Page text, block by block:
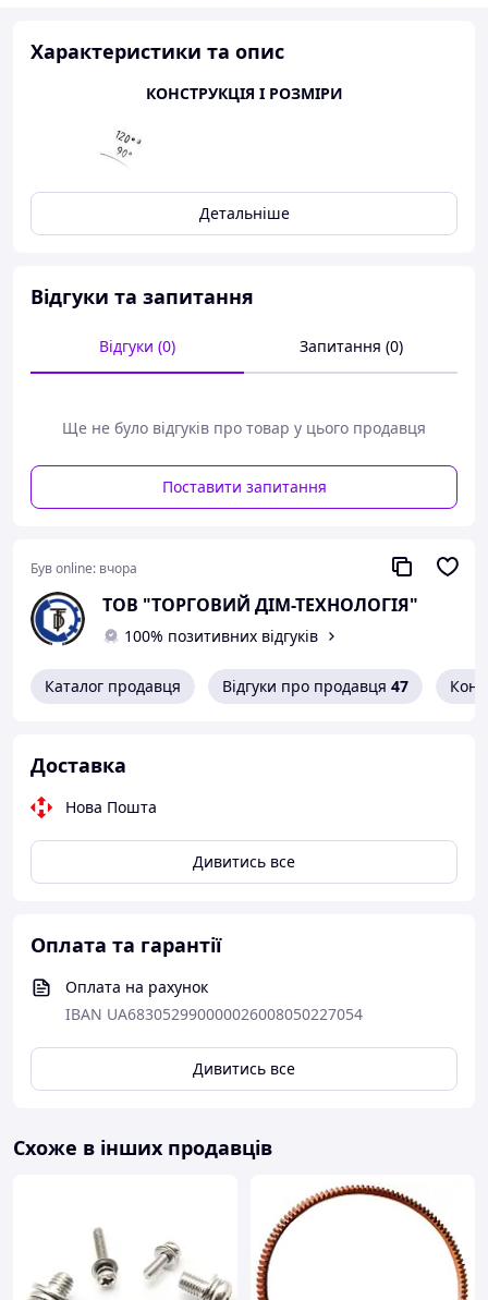
Характеристики та опис
КОНСТРУКЦІЯ І РОЗМІРИ
Детальніше
Відгуки та запитання
Відгуки (0) Запитання (0)
Ще не було відгуків про товар у цього продавця
Поставити запитання
Був online: вчора
ТОВ "ТОРГОВИЙ ДІМ-ТЕХНОЛОГІЯ"
100% позитивних відгуків
Каталог продавця Відгуки про продавця 47
Доставка
Нова Пошта
Дивитись все
Оплата та гарантії
Оплата на рахунок
IBAN UA683052990000026008050227054
Дивитись все
Схоже в інших продавців